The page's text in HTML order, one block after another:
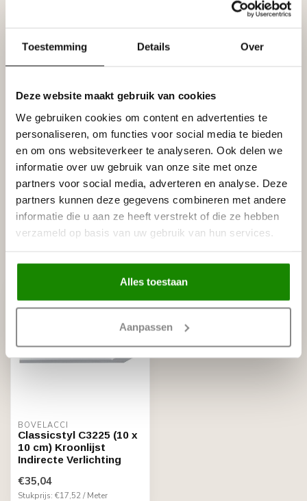
Toestemming Details Over
Deze website maakt gebruik van cookies
We gebruiken cookies om content en advertenties te
personaliseren, om functies voor social media te bieden
en om ons websiteverkeer te analyseren. Ook delen we
informatie over uw gebruik van onze site met onze
partners voor social media, adverteren en analyse. Deze
partners kunnen deze gegevens combineren met andere
informatie die u aan ze heeft verstrekt of die ze hebben
verzameld op basis van uw gebruik van hun services.
Alles toestaan
Aanpassen
NMC
NMC Arstyl L4 (100 x 100 mm),
polyurethaan, lengte 2 m
Op voorraad
€63,52
NMC
NMC Adefix lijmkoker 310 ml
Op voorraad
€8,95
Recent bekeken
BOVELACCI
Classicstyl C3225 (10 x
10 cm) Kroonlijst
Indirecte Verlichting
€35,04
Stukprijs: €17,52 / Meter